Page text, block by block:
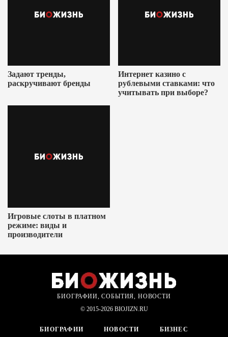
Задают тренды,
раскручивают бренды
Интернет казино с
рублевыми ставками: что
учитывать при выборе?
Игровые слоты в платном
режиме: виды и
производители
БИОГРАФИИ, СОБЫТИЯ, НОВОСТИ
© 2015-2026 BIOJIZN.RU
БИОГРАФИИ НОВОСТИ БИЗНЕС